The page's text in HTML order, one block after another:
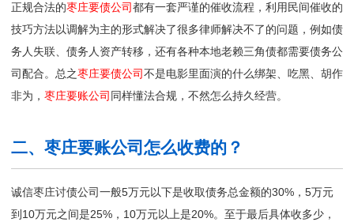
正规合法的枣庄要债公司都有一套严谨的催收流程，利用民间催收的
技巧方法以调解为主的形式解决了很多律师解决不了的问题，例如债
务人失联、债务人资产转移，还有各种本地老赖三角债都需要债务公
司配合。总之枣庄要债公司不是电影里面演的什么绑架、吃黑、胡作
非为， 枣庄要账公司 同样懂法合规，不然怎么持久经营。
二、枣庄要账公司怎么收费的？
诚信枣庄讨债公司一般5万元以下是收取债务总金额的30%，5万元
到10万元之间是25%，10万元以上是20%。至于最后具体收多少，